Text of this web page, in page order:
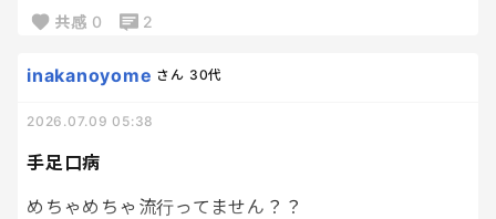
ほんとそう。まさに今そう。
帰ってきたときどんな顔してりゃいいんだ。笑
した〜
共感 0 2
手足口病
inakanoyome さん 30代
2026.07.09 05:38
めちゃめちゃ流行ってません？？